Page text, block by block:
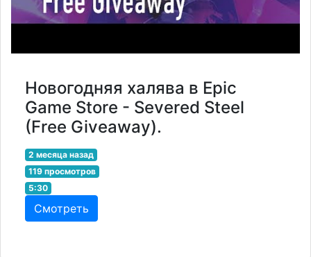
Новогодняя халява в Epic
Game Store - Severed Steel
(Free Giveaway).
2 месяца назад
119 просмотров
5:30
Смотреть